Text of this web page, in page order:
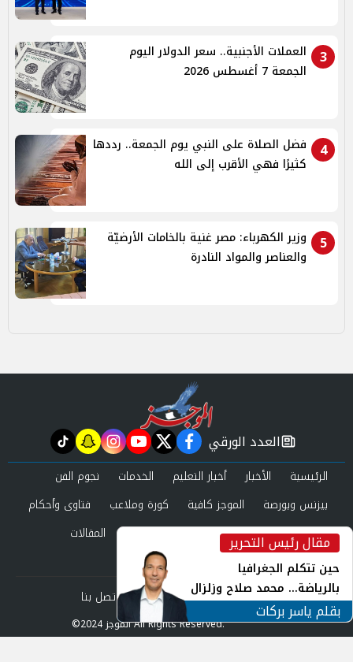
3
العملات الأجنبية.. سعر الدولار اليوم
الجمعة 7 أغسطس 2026
4
فضل الصلاة على النبي يوم الجمعة.. رددها
كثيرًا فهي الأقرب إلى الله
5
وزير الكهرباء: مصر غنية بالخامات الأرضيّة
والعناصر والمواد النادرة
مقال رئيس التحرير
حين تتكلم الجغرافيا
بالرياضة... محمد صلاح وزلزال
الهوية في الشارع التركي
بقلم ياسر بركات
newspaper
العدد الورقي facebook
twitter
youtube
instagram
snapchat
tiktok
الرئيسية الأخبار أخبار التعليم الخدمات
نجوم الفن
بيزنس وبورصة
الموجز كافية كورة وملاعب
فتاوى وأحكام
صحة وجمال
عرب وعالم حوادث ومحاكم
المقالات
العدد الورقي
من نحن
سياسة الخصوصية اتصل بنا
©2024 الموجز All Rights Reserved.